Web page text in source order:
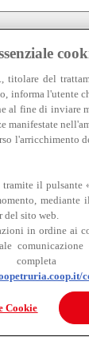
titolare del
informa l'utente
al fine di inviare
manifestate
l'arricchimento
il pulsante
del sito web.
in ordine ai
comunicazione
Cookie